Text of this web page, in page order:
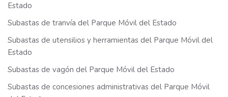
Estado
Subastas de tranvía del Parque Móvil del Estado
Subastas de utensilios y herramientas del Parque Móvil del
Estado
Subastas de vagón del Parque Móvil del Estado
Subastas de concesiones administrativas del Parque Móvil